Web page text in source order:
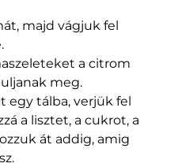
majd vágjuk fel
a citrom
meg.
egy tálba, verjük fel
a lisztet, a cukrot, a
át addig, amig